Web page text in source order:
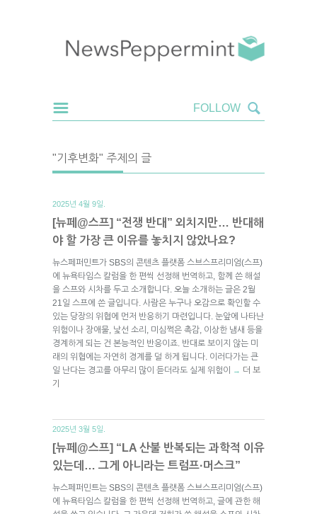
"기후변화" 주제의 글
2025년 4월 9일.
[뉴페@스프] “전쟁 반대” 외치지만… 반대해
야 할 가장 큰 이유를 놓치지 않았나요?
뉴스페퍼민트가 SBS의 콘텐츠 플랫폼 스브스프리미엄(스프)
에 뉴욕타임스 칼럼을 한 편씩 선정해 번역하고, 함께 쓴 해설
을 스프와 시차를 두고 소개합니다. 오늘 소개하는 글은 2월
21일 스프에 쓴 글입니다. 사람은 누구나 오감으로 확인할 수
있는 당장의 위협에 먼저 반응하기 마련입니다. 눈앞에 나타난
위험이나 장애물, 낯선 소리, 미심쩍은 촉감, 이상한 냄새 등을
경계하게 되는 건 본능적인 반응이죠. 반대로 보이지 않는 미
래의 위협에는 자연히 경계를 덜 하게 됩니다. 이러다가는 큰
일 난다는 경고를 아무리 많이 듣더라도 실제 위험이
→ 더 보
기
2025년 3월 5일.
[뉴페@스프] “LA 산불 반복되는 과학적 이유
있는데… 그게 아니라는 트럼프·머스크”
뉴스페퍼민트는 SBS의 콘텐츠 플랫폼 스브스프리미엄(스프)
에 뉴욕타임스 칼럼을 한 편씩 선정해 번역하고, 글에 관한 해